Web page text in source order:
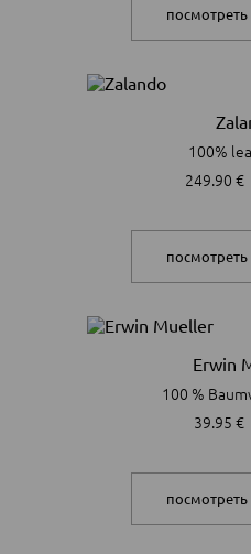
посмотреть
100%
249.90 €
посмотреть
Erwin
100 %
39.95 €
посмотреть